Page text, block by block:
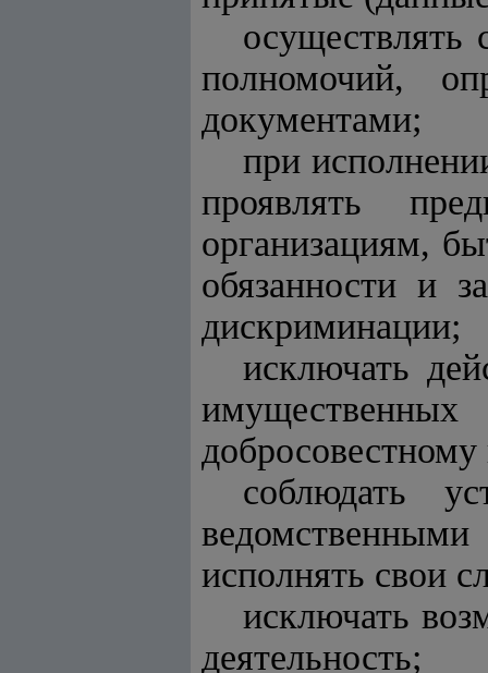
осуществлять
полномочий,
документами;
при
проявлять
организациям,
обязанности и
дискриминации;
исключать
соблюдать
исполнять свои
исключать
деятельность;